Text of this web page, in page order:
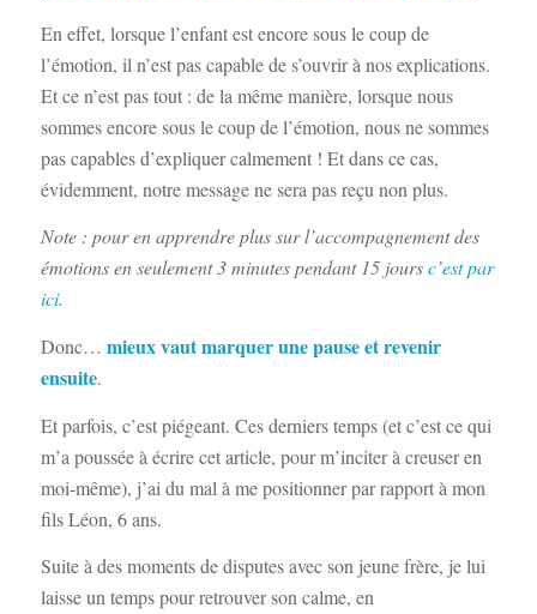
En effet, lorsque l’enfant est encore sous le coup de
l’émotion, il n’est pas capable de s’ouvrir à nos explications.
Et ce n’est pas tout : de la même manière, lorsque nous
sommes encore sous le coup de l’émotion, nous ne sommes
pas capables d’expliquer calmement ! Et dans ce cas,
évidemment, notre message ne sera pas reçu non plus.
Note : pour en apprendre plus sur l’accompagnement des
émotions en seulement 3 minutes pendant 15 joursc’est par
ici.
Donc… mieux vaut marquer une pause et revenir
ensuite.
Et parfois, c’est piégeant. Ces derniers temps (et c’est ce qui
m’a poussée à écrire cet article, pour m’inciter à creuser en
moi-même), j’ai du mal à me positionner par rapport à mon
fils Léon, 6 ans.
Suite à des moments de disputes avec son jeune frère, je lui
laisse un temps pour retrouver son calme, en